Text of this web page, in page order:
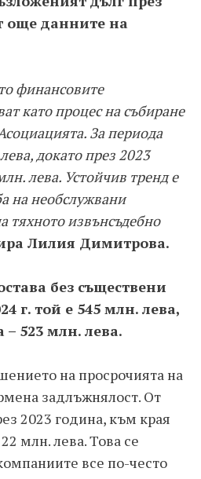
още данните на
финансовите
като процес на събиране
За периода
докато през 2023
лева. Устойчив тренд е
на необслужвани
тяхното извънсъдебно
Лилия Димитрова.
без съществени
г. той е 545 млн. лева,
– 523 млн. лева.
на просрочията на
задлъжнялост. От
2023 година, към края
млн. лева. Това се
все по-често